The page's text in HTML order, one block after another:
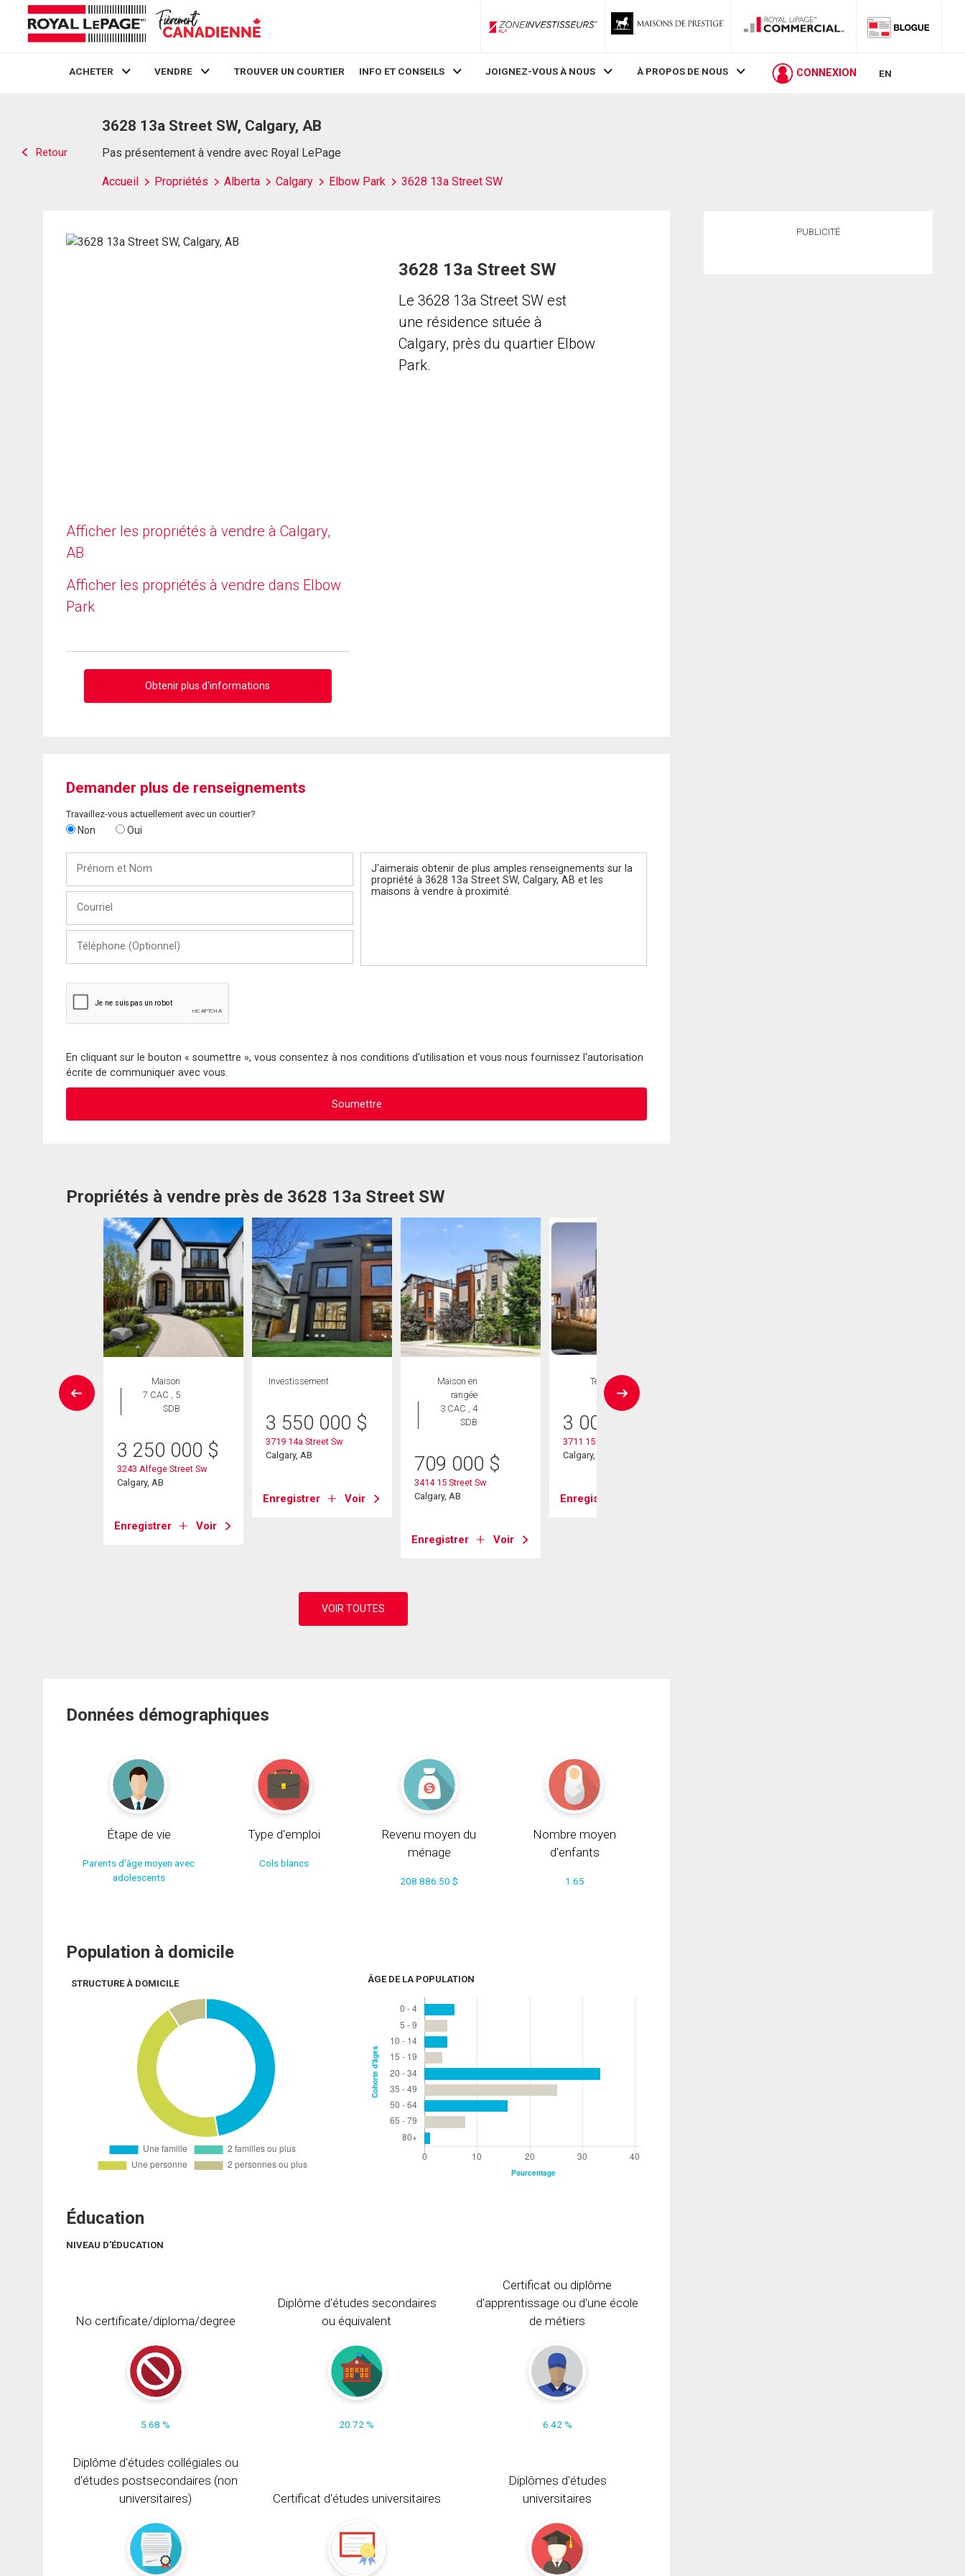
ZoneInvestisseurs RLP
ACHETER VENDRE TROUVER UN COURTIER INFO ET CONSEILS JOIGNEZ-VOUS À NOUS À PROPOS DE NOUS CONNEXION EN
Retour
3628 13a Street SW, Calgary, AB
Pas présentement à vendre avec Royal LePage
Accueil Propriétés Alberta Calgary Elbow Park 3628 13a Street SW
Afficher les propriétés à vendre à Calgary,
AB
Afficher les propriétés à vendre dans Elbow
Park
Obtenir plus d'informations
3628 13a Street SW
Le 3628 13a Street SW est
une résidence située à
Calgary, près du quartier Elbow
Park.
Demander plus de renseignements
Travaillez-vous actuellement avec un courtier?
Non Oui
Nom
(Optionnel)
En cliquant sur le bouton « soumettre », vous consentez à nos conditions d'utilisation et vous nous fournissez l'autorisation
écrite de communiquer avec vous.
Propriétés à vendre près de 3628 13a Street SW
Maison
7 CAC , 5
SDB
3 250 000 $
3243 Alfege Street Sw
Calgary, AB
Enregistrer Voir
Investissement
3 550 000 $
3719 14a Street Sw
Calgary, AB
Enregistrer Voir
Maison en
rangée
3 CAC , 4
SDB
709 000 $
3414 15 Street Sw
Calgary, AB
Enregistrer Voir
Terrain
3 000 000
3711 15 Street Sw
Calgary, AB
Enregistrer
Données démographiques
Étape de vie
Parents d'âge moyen avec
adolescents
Type d'emploi
Cols blancs
Revenu moyen du
ménage
208 886.50 $
Nombre moyen
d'enfants
1.65
Population à domicile
STRUCTURE À DOMICILE ÂGE DE LA POPULATION
Éducation
NIVEAU D'ÉDUCATION
No certificate/diploma/degree
5.68 %
Diplôme d'études secondaires
ou équivalent
20.72 %
Certificat ou diplôme
d'apprentissage ou d'une école
de métiers
6.42 %
Diplôme d'études collégiales ou
d'études postsecondaires (non
universitaires)
Certificat d'études universitaires
Diplômes d'études
universitaires
PUBLICITÉ